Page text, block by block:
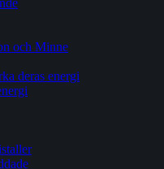
och Minne
deras energi